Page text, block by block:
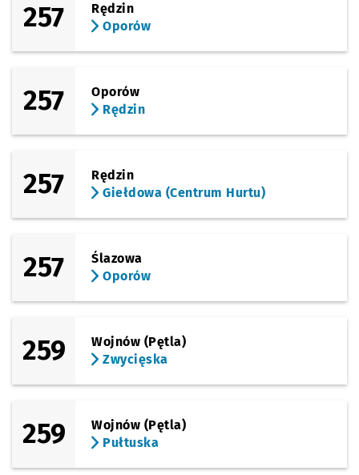
257
Rędzin
Oporów
257
Oporów
Rędzin
257
Rędzin
Giełdowa (Centrum Hurtu)
257
Ślazowa
Oporów
259
Wojnów (Pętla)
Zwycięska
259
Wojnów (Pętla)
Pułtuska